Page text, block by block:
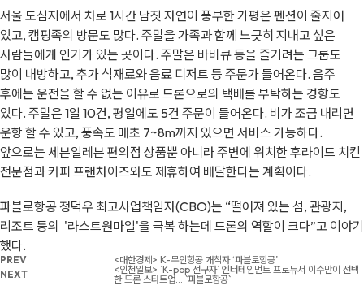
서울 도심지에서 차로 1시간 남짓 자연이 풍부한 가평은 펜션이 줄지어
있고, 캠핑족의 방문도 많다. 주말을 가족과 함께 느긋히 지내고 싶은
사람들에게 인기가 있는 곳이다. 주말은 바비큐 등을 즐기려는 그룹도
많이 내방하고, 추가 식재료와 음료 디저트 등 주문가 들어온다. 음주
후에는 운전을 할 수 없는 이유로 드론으로의 택배를 부탁하는 경향도
있다. 주말은 1일 10건, 평일에도 5건 주문이 들어온다. 비가 조금 내리면
운항 할 수 있고, 풍속도 매초 7~8m까지 있으면 서비스 가능하다.
앞으로는 세븐일레븐 편의점 상품뿐 아니라 주변에 위치한 후라이드 치킨
전문점과 커피 프랜차이즈와도 제휴하여 배달한다는 계획이다.
파블로항공 정덕우 최고사업책임자(CBO)는 “떨어져 있는 섬, 관광지,
리조트 등의 '라스트원마일'을 극복 하는데 드론의 역할이 크다”고 이야기
했다.
PREV
<대한경제> K-무인항공 개척자 ‘파블로항공’
NEXT
<인천일보> `K-pop 선구자` 엔터테인먼트 프로듀서 이수만이 선택
한 드론 스타트업… `파블로항공`